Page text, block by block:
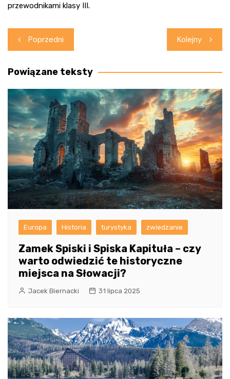
przewodnikami klasy III.
Nawigacja
wpisu
Poprzedni Kolejny
Powiązane teksty
Europa Historia turystyka zwiedzanie
Zamek Spiski i Spiska Kapituła – czy
warto odwiedzić te historyczne
miejsca na Słowacji?
Jacek Biernacki 31 lipca 2025